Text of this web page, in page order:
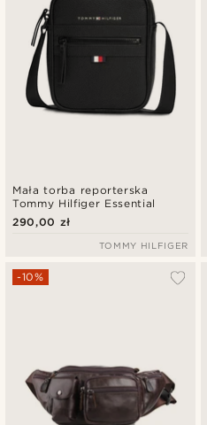
Mała torba reporterska
Tommy Hilfiger Essential
290,00 zł
TOMMY HILFIGER
-10%